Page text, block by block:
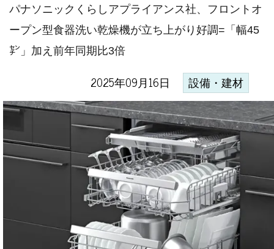
パナソニックくらしアプライアンス社、フロントオ
ープン型食器洗い乾燥機が立ち上がり好調=「幅45
㌢」加え前年同期比3倍
2025年09月16日 設備・建材